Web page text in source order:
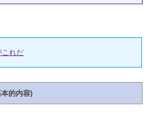
これだ
的内容)